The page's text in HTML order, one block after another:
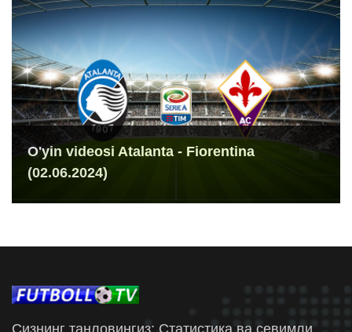
O'yin videosi Atalanta - Fiorentina
(02.06.2024)
Сизнинг танловингиз: Статистика ва севимли